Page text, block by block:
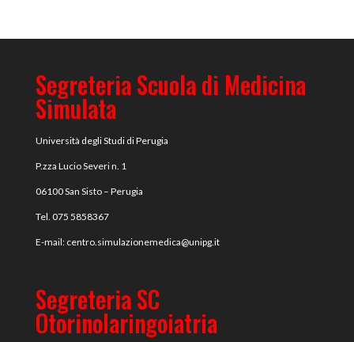
Segreteria Scuola di Medicina
Simulata
Università degli Studi di Perugia
P.zza Lucio Severi n. 1
06100 San Sisto – Perugia
Tel. 075 5858367
E-mail: centro.simulazionemedica@unipg.it
Segreteria SC
Otorinolaringoiatria